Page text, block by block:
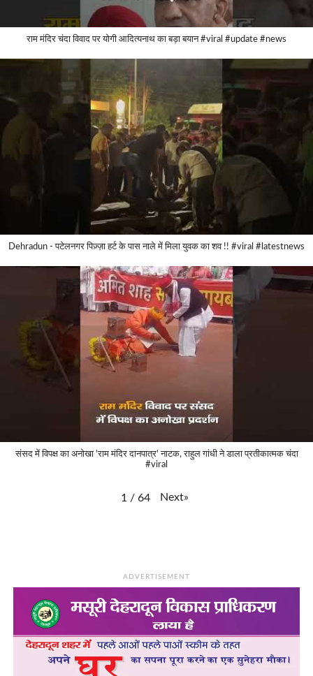
राम मंदिर चंदा विवाद पर योगी आदित्यनाथ का बड़ा बयान #viral #update #news
Dehradun - पटेलनगर पिज़्ज़ा हर्ट के पास नाले में मिला युवक का शव !! #viral #latestnews
संसद में विपक्ष का अनोखा 'राम मंदिर दानपात्र' नाटक, राहुल गांधी ने डाला प्रतीकात्मक चंदा
#viral
1 / 64 Next»
ADVERTISEMENT